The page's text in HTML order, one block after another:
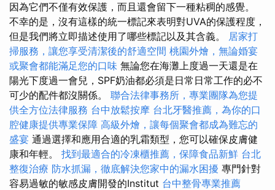
因為它們不僅有效保護，而且還會留下一種粘稠的感覺。
不幸的是，沒有這樣的統一標記來表明對UVA的保護程度，
但是我們將立即描述使用了哪些標記以及其含義。 居家打
掃服務，讓您享受清潔後的舒適空間 桃園外燴，無論婚宴
或聚會都能滿足您的口味 無論您在海灘上度過一天還是在
陽光下度過一會兒，SPF奶油都必須是日常日常工作的必不
可少的配件都沒關係。 聯合法律事務所，專業團隊為您提
供全方位法律服務 台中放鬆按摩 台北牙醫推薦，為你的口
腔健康提供專業保障 高級外燴，讓每個聚會都成為難忘的
盛宴 通過選擇和應用合適的乳霜類型，您可以確保皮膚健
康和年輕。 找到最適合的冷凍櫃推薦，保障食品新鮮 台北
整復治療 防水抓漏，徹底解決您家中的漏水困擾 專門針對
容易過敏的敏感皮膚開發的Institut 台中整骨專業推薦